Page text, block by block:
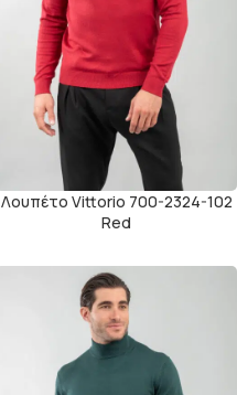
Λουπέτο Vittorio 700-2324-102
Red